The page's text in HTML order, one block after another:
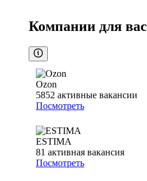
Компании для вас
Ozon
5852 активные вакансии
Посмотреть
ESTIMA
81 активная вакансия
Посмотреть